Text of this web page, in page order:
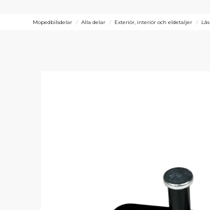
Mopedbilsdelar Alla delar Exteriör, interiör och eldetaljer